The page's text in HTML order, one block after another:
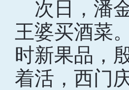
次日，潘
王婆买酒菜
时新果品，
着活，西门